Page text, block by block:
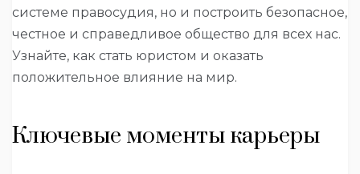
системе правосудия, но и построить безопасное,
честное и справедливое общество для всех нас.
Узнайте, как стать юристом и оказать
положительное влияние на мир.
Ключевые моменты карьеры